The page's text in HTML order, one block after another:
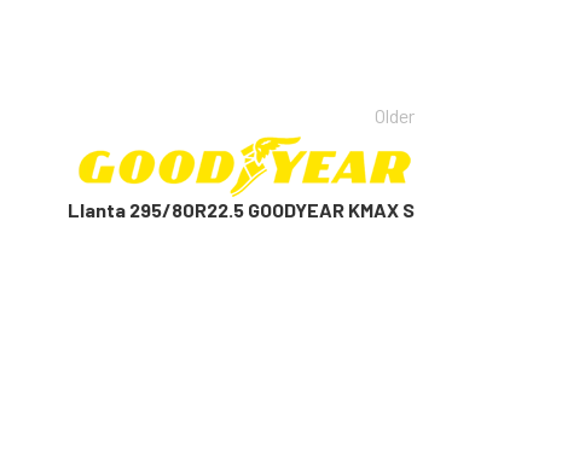
Older
Llanta 295/80R22.5 GOODYEAR KMAX S